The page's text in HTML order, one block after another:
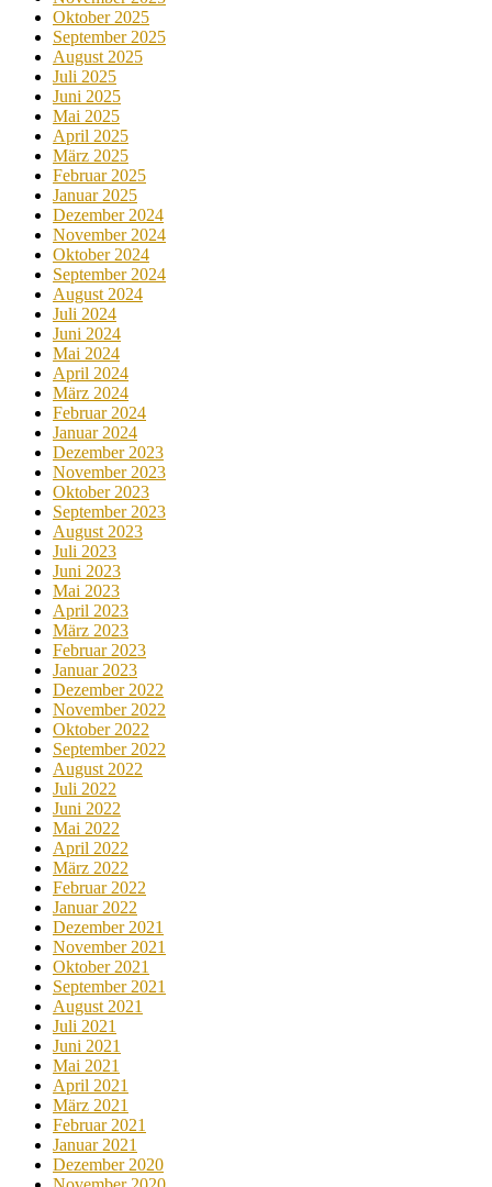
Oktober 2025
September 2025
August 2025
Juli 2025
Juni 2025
Mai 2025
April 2025
März 2025
Februar 2025
Januar 2025
Dezember 2024
November 2024
Oktober 2024
September 2024
August 2024
Juli 2024
Juni 2024
Mai 2024
April 2024
März 2024
Februar 2024
Januar 2024
Dezember 2023
November 2023
Oktober 2023
September 2023
August 2023
Juli 2023
Juni 2023
Mai 2023
April 2023
März 2023
Februar 2023
Januar 2023
Dezember 2022
November 2022
Oktober 2022
September 2022
August 2022
Juli 2022
Juni 2022
Mai 2022
April 2022
März 2022
Februar 2022
Januar 2022
Dezember 2021
November 2021
Oktober 2021
September 2021
August 2021
Juli 2021
Juni 2021
Mai 2021
April 2021
März 2021
Februar 2021
Januar 2021
Dezember 2020